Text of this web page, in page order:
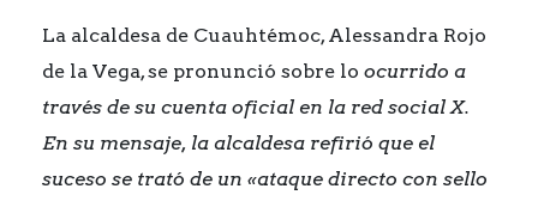
La alcaldesa de Cuauhtémoc, Alessandra Rojo
de la Vega, se pronunció sobre lo ocurrido a
través de su cuenta oficial en la red social X.
En su mensaje, la alcaldesa refirió que el
suceso se trató de un «ataque directo con sello